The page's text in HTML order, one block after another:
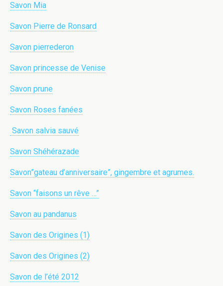
Savon Mia
Savon Pierre de Ronsard
Savon pierrederon
Savon princesse de Venise
Savon prune
Savon Roses fanées
Savon salvia sauvé
Savon Shéhérazade
Savon”gateau d’anniversaire”, gingembre et agrumes.
Savon “faisons un rêve …”
Savon au pandanus
Savon des Origines (1)
Savon des Origines (2)
Savon de l’été 2012